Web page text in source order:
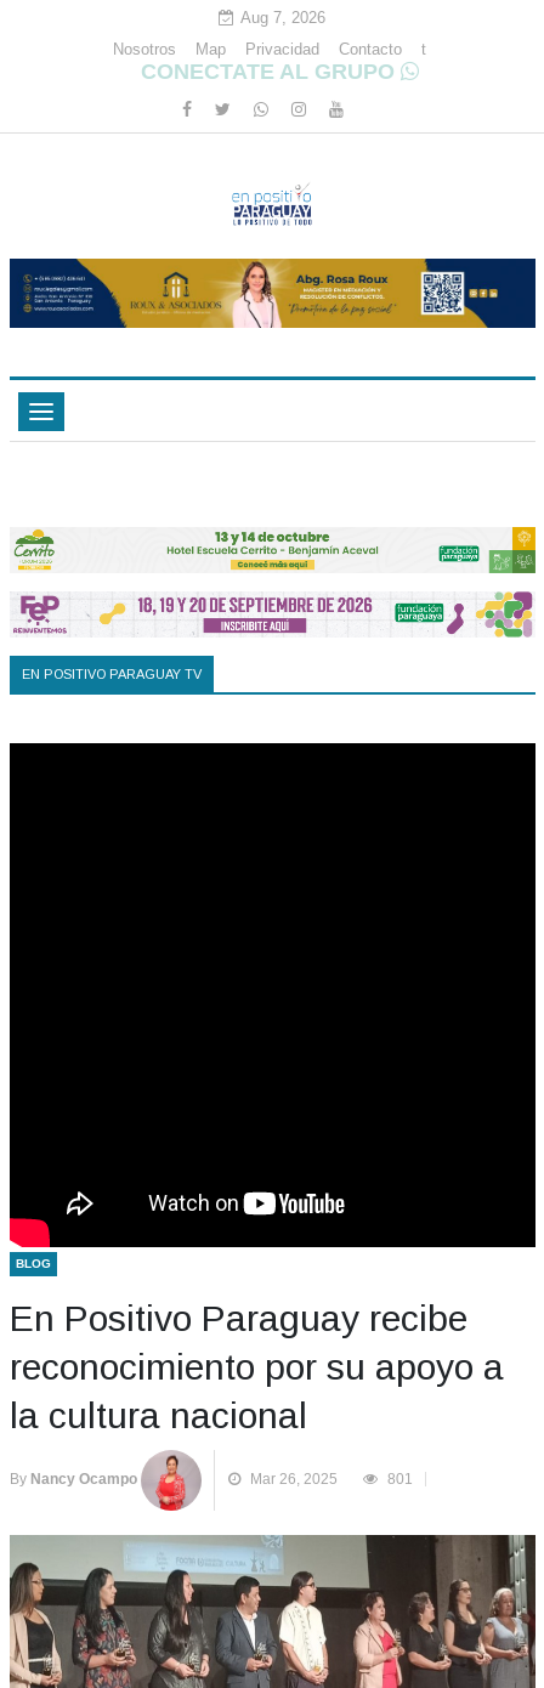
Aug 7, 2026
Nosotros
Map Privacidad Contacto t
CONECTATE AL GRUPO
Toggle
navigation
EN POSITIVO PARAGUAY TV
BLOG
En Positivo Paraguay recibe
reconocimiento por su apoyo a
la cultura nacional
By Nancy Ocampo Mar 26, 2025 801